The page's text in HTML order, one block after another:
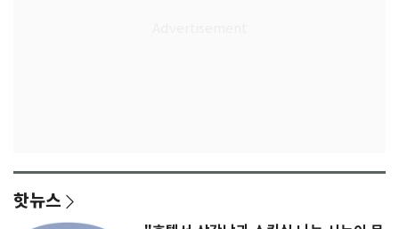
핫뉴스